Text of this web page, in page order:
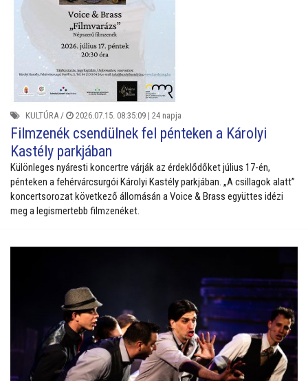
KULTÚRA / 2026.07.15. 08:35:09 | 24 napja
Filmzenék csendülnek fel pénteken a Károlyi
Kastély parkjában
Különleges nyáresti koncertre várják az érdeklődőket július 17-én,
pénteken a fehérvárcsurgói Károlyi Kastély parkjában. „A csillagok alatt”
koncertsorozat következő állomásán a Voice & Brass együttes idézi
meg a legismertebb filmzenéket.